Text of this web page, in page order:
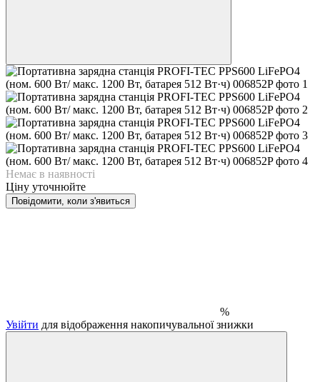
Немає в наявності
Ціну уточнюйте
Повідомити, коли з'явиться
%
Увійти для відображення накопичувальної знижки